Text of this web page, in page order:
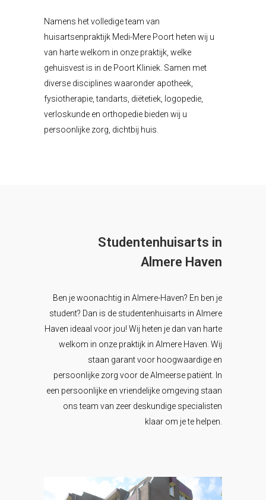
Namens het volledige team van
huisartsenpraktijk Medi-Mere Poort heten wij u
van harte welkom in onze praktijk, welke
gehuisvest is in de Poort Kliniek. Samen met
diverse disciplines waaronder apotheek,
fysiotherapie, tandarts, diëtetiek, logopedie,
verloskunde en orthopedie bieden wij u
persoonlijke zorg, dichtbij huis.
Studentenhuisarts in
Almere Haven
Ben je woonachtig in Almere-Haven? En ben je
student? Dan is de studentenhuisarts in Almere
Haven ideaal voor jou! Wij heten je dan van harte
welkom in onze praktijk in Almere Haven. Wij
staan garant voor hoogwaardige en
persoonlijke zorg voor de Almeerse patiënt. In
een persoonlijke en vriendelijke omgeving staan
ons team van zeer deskundige specialisten
klaar om je te helpen.